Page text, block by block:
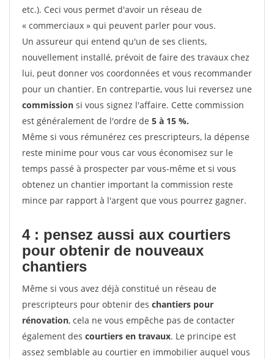
etc.). Ceci vous permet d'avoir un réseau de
« commerciaux » qui peuvent parler pour vous.
Un assureur qui entend qu'un de ses clients,
nouvellement installé, prévoit de faire des travaux chez
lui, peut donner vos coordonnées et vous recommander
pour un chantier. En contrepartie, vous lui reversez une
commission si vous signez l'affaire. Cette commission
est généralement de l'ordre de 5 à 15 %.
Même si vous rémunérez ces prescripteurs, la dépense
reste minime pour vous car vous économisez sur le
temps passé à prospecter par vous-même et si vous
obtenez un chantier important la commission reste
mince par rapport à l'argent que vous pourrez gagner.
4 : pensez aussi aux courtiers
pour obtenir de nouveaux
chantiers
Même si vous avez déjà constitué un réseau de
prescripteurs pour obtenir des chantiers pour
rénovation, cela ne vous empêche pas de contacter
également des courtiers en travaux. Le principe est
assez semblable au courtier en immobilier auquel vous